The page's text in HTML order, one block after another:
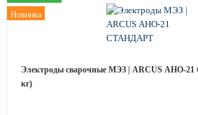
Новинка
Электроды сварочные МЭЗ | ARCUS АНО-
кг)